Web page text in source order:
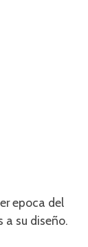
epoca del
su diseño.